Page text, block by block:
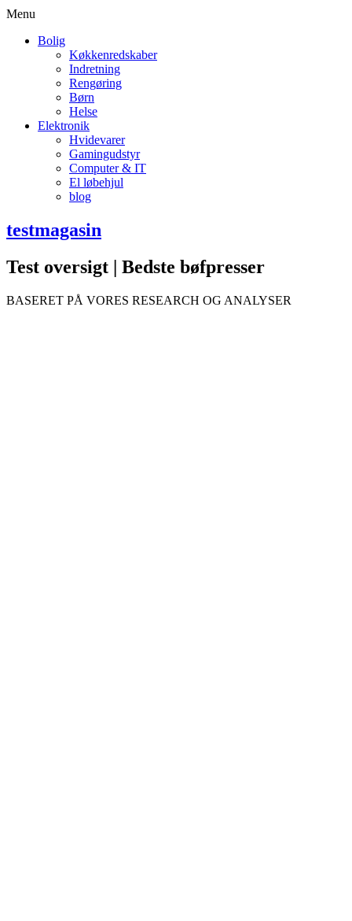
Menu
Bolig
Køkkenredskaber
Indretning
Rengøring
Børn
Helse
Elektronik
Hvidevarer
Gamingudstyr
Computer & IT
El løbehjul
blog
testmagasin
Test oversigt | Bedste bøfpresser
BASERET PÅ VORES RESEARCH OG ANALYSER